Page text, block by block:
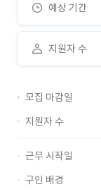
예상 기간
지원자 수
모집 마감일
지원자 수
근무 시작일
구인 배경